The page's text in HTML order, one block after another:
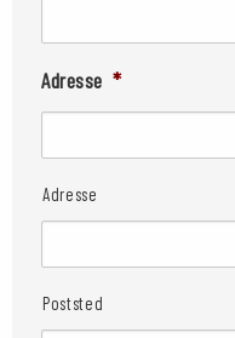
Adresse *
Adresse
Poststed